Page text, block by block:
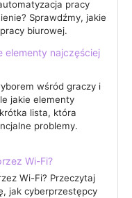
pracy
Sprawdźmy, jakie
biurowej.
elementy najczęściej
wśród graczy i
jakie elementy
lista, która
problemy.
Wi-Fi?
Wi-Fi? Przeczytaj
jak cyberprzestępcy